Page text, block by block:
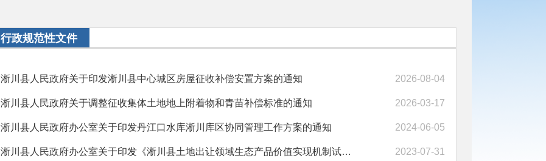
行政规范性文件
淅川县人民政府关于印发淅川县中心城区房屋征收补偿安置方案的通知 2026-08-04
淅川县人民政府关于调整征收集体土地地上附着物和青苗补偿标准的通知 2026-03-17
淅川县人民政府办公室关于印发丹江口水库淅川库区协同管理工作方案的通知 2024-06-05
淅川县人民政府办公室关于印发《淅川县土地出让领域生态产品价值实现机制试点... 2023-07-31